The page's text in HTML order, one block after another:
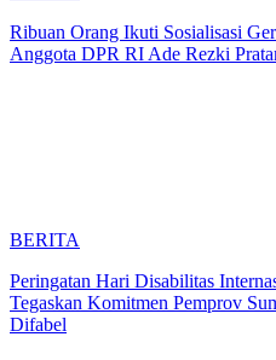
Ribuan Orang Ikuti Sosialisasi
Anggota DPR RI Ade Rezki
BERITA
Peringatan Hari Disabilitas
Tegaskan Komitmen Pemprov
Difabel